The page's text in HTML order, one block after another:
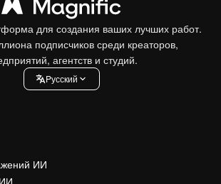
для создания ваших лучших работ.
подписчиков среди креаторов,
агентств и студий.
Pусский
ИИ